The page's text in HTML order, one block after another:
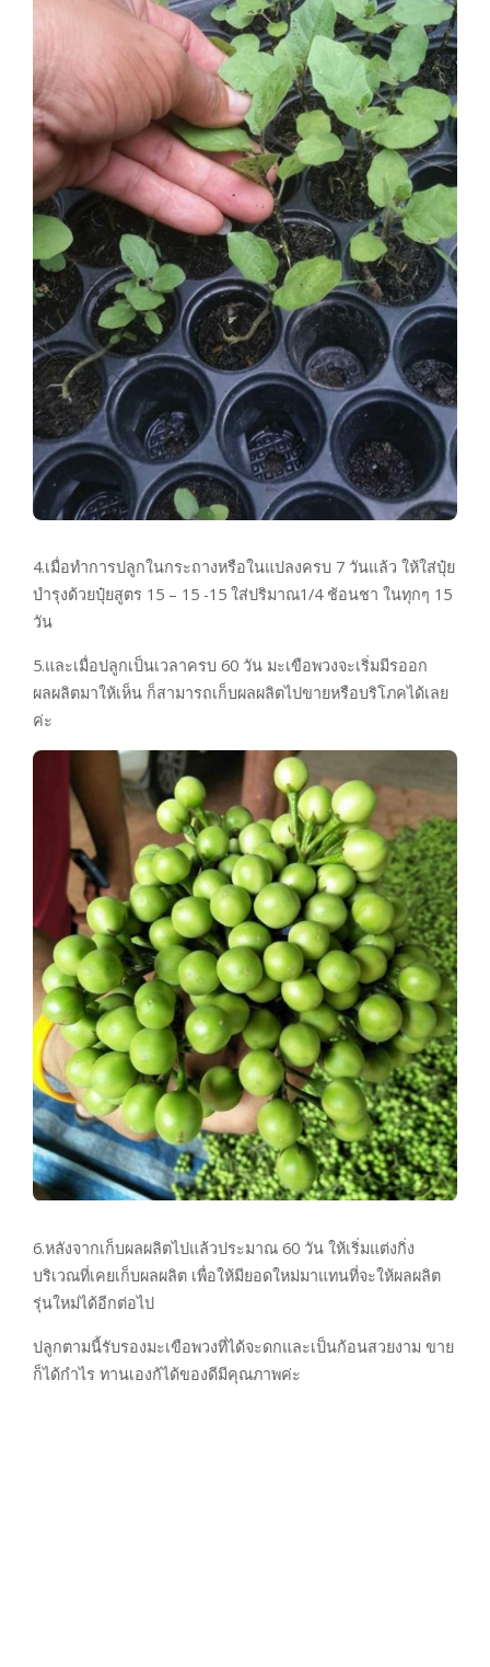
4.เมื่อทำการปลูกในกระถางหรือในแปลงครบ 7 วันแล้ว ให้ใส่ปุ๋ย
บำรุงด้วยปุ๋ยสูตร 15 – 15 -15 ใส่ปริมาณ1/4 ช้อนชา ในทุกๆ 15
วัน
5.และเมื่อปลูกเป็นเวลาครบ 60 วัน มะเขือพวงจะเริ่มมีรออก
ผลผลิตมาให้เห็น ก็สามารถเก็บผลผลิตไปขายหรือบริโภคได้เลย
ค่ะ
6.หลังจากเก็บผลผลิตไปแล้วประมาณ 60 วัน ให้เริ่มแต่งกิ่ง
บริเวณที่เคยเก็บผลผลิต เพื่อให้มียอดใหม่มาแทนที่จะให้ผลผลิต
รุ่นใหม่ได้อีกต่อไป
ปลูกตามนี้รับรองมะเขือพวงที่ได้จะดกและเป็นก้อนสวยงาม ขาย
ก็ได้กำไร ทานเองก้ได้ของดีมีคุณภาพค่ะ